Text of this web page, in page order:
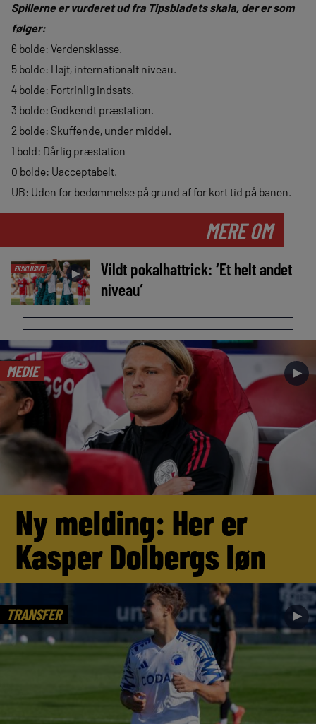
Spillerne er vurderet ud fra Tipsbladets skala, der er som
følger:
6 bolde: Verdensklasse.
5 bolde: Højt, internationalt niveau.
4 bolde: Fortrinlig indsats.
3 bolde: Godkendt præstation.
2 bolde: Skuffende, under middel.
1 bold: Dårlig præstation
0 bolde: Uacceptabelt.
UB: Uden for bedømmelse på grund af for kort tid på banen.
MERE OM
EKSKLUSIVT ►
Vildt pokalhattrick: ‘Et helt andet
niveau’
MEDIE ►
Ny melding: Her er
Kasper Dolbergs løn
TRANSFER ►